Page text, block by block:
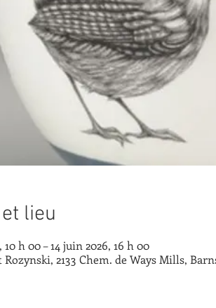
lieu
10 h 00 – 14 juin 2026, 16 h 00
2133 Chem. de Ways Mills,